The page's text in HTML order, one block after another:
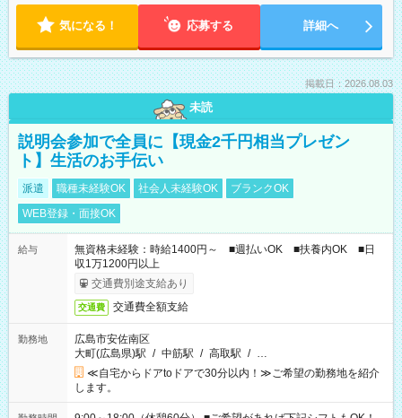
気になる！ 応募する 詳細へ
掲載日：2026.08.03
未読
説明会参加で全員に【現金2千円相当プレゼン
ト】生活のお手伝い
派遣 職種未経験OK 社会人未経験OK
ブランクOK
WEB登録・面接OK
給与
無資格未経験：時給1400円～ ■週払いOK ■扶養内OK ■日
収1万1200円以上
交通費別途支給あり
交通費 交通費全額支給
勤務地
広島市安佐南区
大町(広島県)駅 / 中筋駅 / 高取駅 / …
≪自宅からドアtoドアで30分以内！≫ご希望の勤務地を紹介
します。